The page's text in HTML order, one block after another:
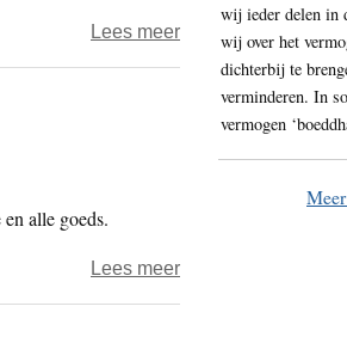
Hongkong
Lees meerover
‘Chinese
miljardair
Hongkong
Chinees
alle goeds.
Lees meerover
wij ieder delen in
wij over het
dichterbij te
verminderen. In
vermogen